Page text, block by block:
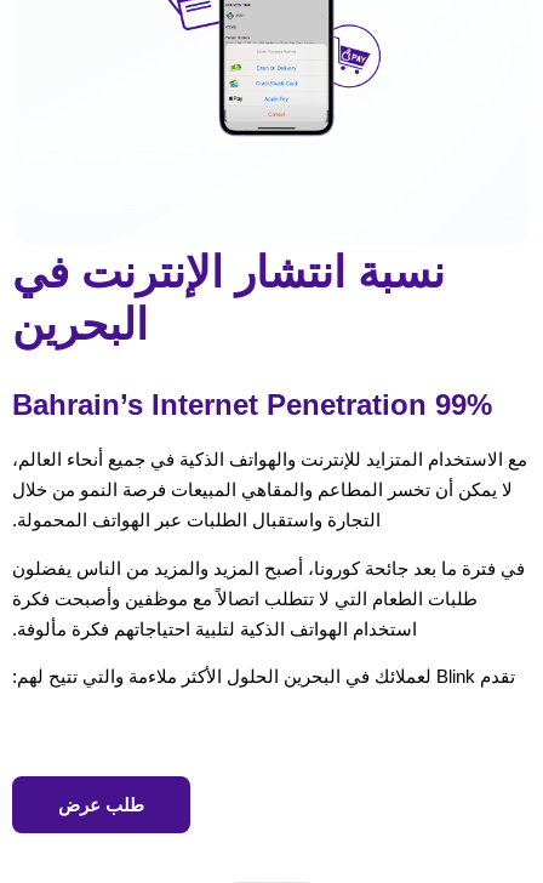
نسبة انتشار الإنترنت في
البحرين
99% Bahrain’s Internet Penetration
مع الاستخدام المتزايد للإنترنت والهواتف الذكية في جميع أنحاء العالم،
لا يمكن أن تخسر المطاعم والمقاهي المبيعات فرصة النمو من خلال
التجارة واستقبال الطلبات عبر الهواتف المحمولة.
في فترة ما بعد جائحة كورونا، أصبح المزيد والمزيد من الناس يفضلون
طلبات الطعام التي لا تتطلب اتصالاً مع موظفين وأصبحت فكرة
استخدام الهواتف الذكية لتلبية احتياجاتهم فكرة مألوفة.
تقدم Blink لعملائك في البحرين الحلول الأكثر ملاءمة والتي تتيح لهم:
طلب عرض